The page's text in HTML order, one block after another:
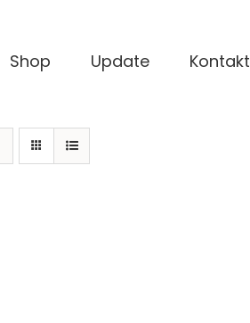
Shop Update Kontakt